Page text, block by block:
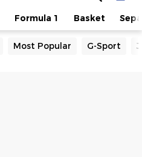
Formula 1 Basket
Most Popular G-Sport